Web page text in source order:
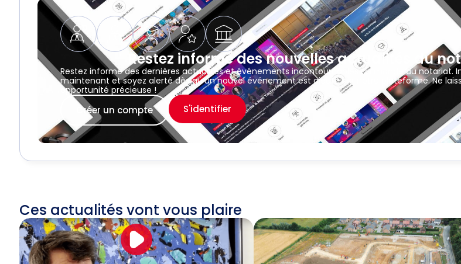
Restez informé des nouvelles actualités du
Restez informé des dernières actualités et événements incontournables du monde du notariat.
maintenant et soyez alerté dès qu’un nouvel événement est ajouté sur notre plateforme. Ne
opportunité précieuse !
Créer un compte S'identifier
Ces actualités vont vous plaire